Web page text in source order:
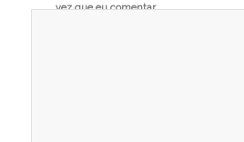
vez que eu comentar.